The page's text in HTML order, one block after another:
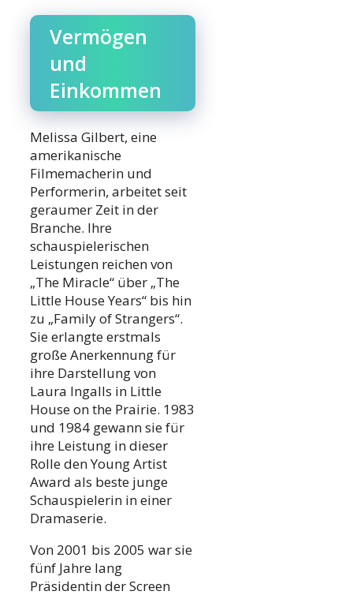
Vermögen
und
Einkommen
Melissa Gilbert, eine
amerikanische
Filmemacherin und
Performerin, arbeitet seit
geraumer Zeit in der
Branche. Ihre
schauspielerischen
Leistungen reichen von
„The Miracle“ über „The
Little House Years“ bis hin
zu „Family of Strangers“.
Sie erlangte erstmals
große Anerkennung für
ihre Darstellung von
Laura Ingalls in Little
House on the Prairie. 1983
und 1984 gewann sie für
ihre Leistung in dieser
Rolle den Young Artist
Award als beste junge
Schauspielerin in einer
Dramaserie.
Von 2001 bis 2005 war sie
fünf Jahre lang
Präsidentin der Screen